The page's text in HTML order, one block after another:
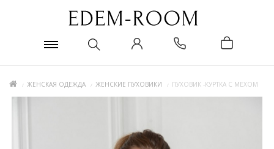
ЖЕНСКАЯ ОДЕЖДА ЖЕНСКИЕ ПУХОВИКИ ПУХОВИК -КУРТКА С МЕХОМ